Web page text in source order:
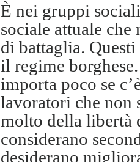
È nei gruppi
sociale attuale
di battaglia.
il regime
importa poco se
lavoratori che non
molto della libertà
considerano
desiderano